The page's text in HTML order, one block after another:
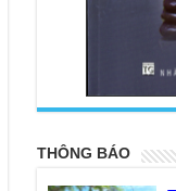
THÔNG BÁO